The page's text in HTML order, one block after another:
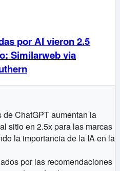
por AI vieron 2.5
Similarweb via
ChatGPT aumentan la
sitio en 2.5x para las marcas
la importancia de la IA en la
por las recomendaciones